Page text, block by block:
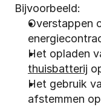
Bijvoorbeeld:
Overstappen
thuisbatterij
Het gebruik
afstemmen